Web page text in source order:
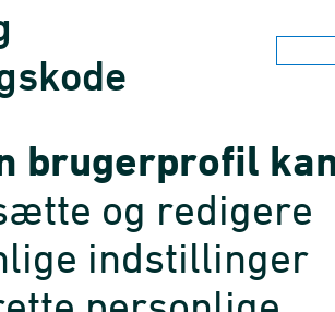
brugerprofil
og redigere
indstillinger